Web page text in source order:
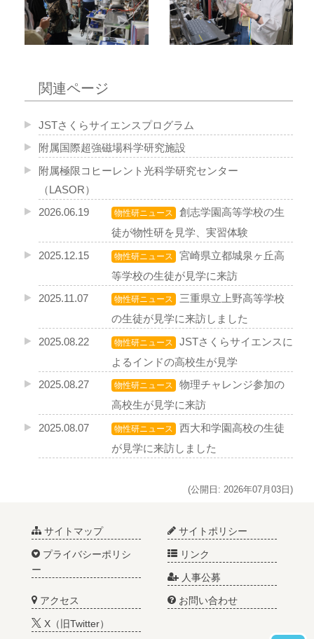
関連ページ
JSTさくらサイエンスプログラム
附属国際超強磁場科学研究施設
附属極限コヒーレント光科学研究センター
（LASOR）
2026.06.19
物性研ニュース
創志学園高等学校の生
徒が物性研を見学、実習体験
2025.12.15
物性研ニュース
宮崎県立都城泉ヶ丘高
等学校の生徒が見学に来訪
2025.11.07
物性研ニュース
三重県立上野高等学校
の生徒が見学に来訪しました
2025.08.22
物性研ニュース
JSTさくらサイエンスに
よるインドの高校生が見学
2025.08.27
物性研ニュース
物理チャレンジ参加の
高校生が見学に来訪
2025.08.07
物性研ニュース
西大和学園高校の生徒
が見学に来訪しました
(公開日: 2026年07月03日)
サイトマップ サイトポリシー
プライバシーポリシ
ー
リンク
人事公募
アクセス お問い合わせ
X（旧Twitter）